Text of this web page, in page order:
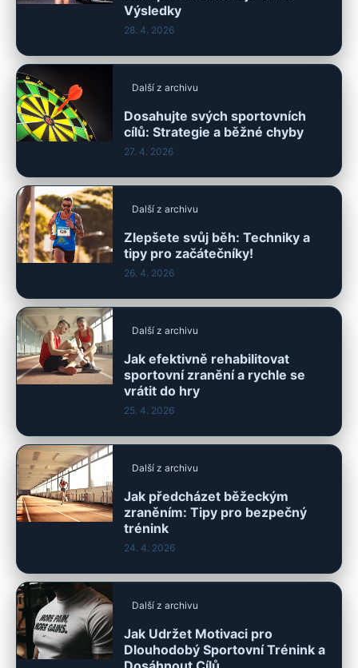
Výsledky
28. 4. 2026
Další z archivu
Dosahujte svých sportovních
cílů: Strategie a běžné chyby
27. 4. 2026
Další z archivu
Zlepšete svůj běh: Techniky a
tipy pro začátečníky!
26. 4. 2026
Další z archivu
Jak efektivně rehabilitovat
sportovní zranění a rychle se
vrátit do hry
25. 4. 2026
Další z archivu
Jak předcházet běžeckým
zraněním: Tipy pro bezpečný
trénink
24. 4. 2026
Další z archivu
Jak Udržet Motivaci pro
Dlouhodobý Sportovní Trénink a